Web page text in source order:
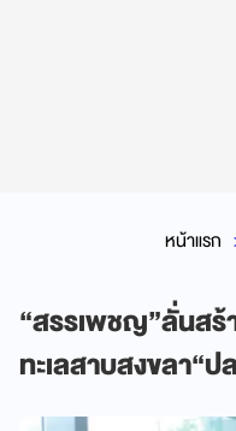
หน้าแรก
“สรรเพชญ”ลั่นสร้
ทะเลสาบสงขลา“